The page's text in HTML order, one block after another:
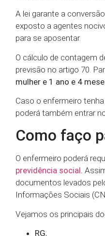
A lei garante a
exposto a agentes
para se aposentar.
O cálculo de contagem
previsão no artigo 70.
mulher e 1 ano e 4
Caso o enfermeiro
poderá também entrar
Como faço
O enfermeiro poderá
previdência social.
documentos levados
Informações Sociais
Vejamos os principais
RG;